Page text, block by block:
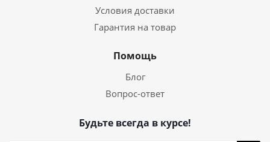
Условия доставки
Гарантия на товар
Помощь
Блог
Вопрос-ответ
Будьте всегда в курсе!